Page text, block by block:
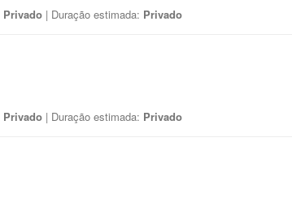
Privado | Duração estimada: Privado
Privado | Duração estimada: Privado